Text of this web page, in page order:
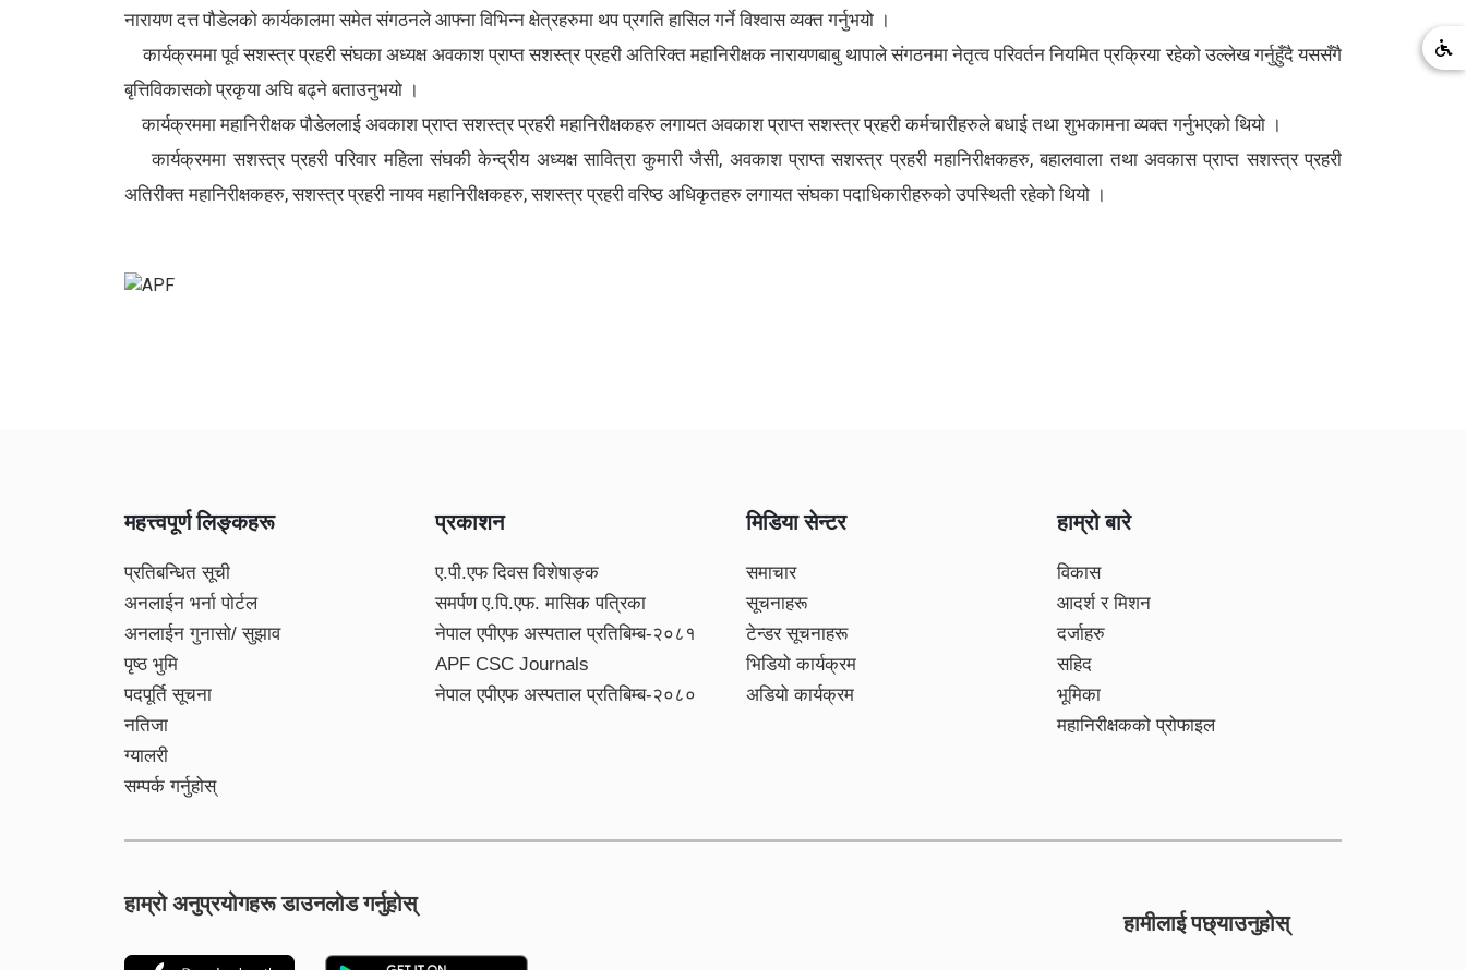
नारायण दत्त पौडेलको कार्यकालमा समेत संगठनले आफ्ना विभिन्न क्षेत्रहरुमा थप प्रगति हासिल गर्ने विश्वास व्यक्त गर्नुभयो ।
कार्यक्रममा पूर्व सशस्त्र प्रहरी संघका अध्यक्ष अवकाश प्राप्त सशस्त्र प्रहरी अतिरिक्त महानिरीक्षक नारायणबाबु थापाले संगठनमा नेतृत्व परिवर्तन नियमित प्रक्रिया रहेको उल्लेख गर्नुहुँदै यससँगै
बृत्तिविकासको प्रकृया अघि बढ्ने बताउनुभयो ।
कार्यक्रममा महानिरीक्षक पौडेललाई अवकाश प्राप्त सशस्त्र प्रहरी महानिरीक्षकहरु लगायत अवकाश प्राप्त सशस्त्र प्रहरी कर्मचारीहरुले बधाई तथा शुभकामना व्यक्त गर्नुभएको थियो ।
कार्यक्रममा सशस्त्र प्रहरी परिवार महिला संघकी केन्द्रीय अध्यक्ष सावित्रा कुमारी जैसी, अवकाश प्राप्त सशस्त्र प्रहरी महानिरीक्षकहरु, बहालवाला तथा अवकास प्राप्त सशस्त्र प्रहरी
अतिरीक्त महानिरीक्षकहरु, सशस्त्र प्रहरी नायव महानिरीक्षकहरु, सशस्त्र प्रहरी वरिष्ठ अधिकृतहरु लगायत संघका पदाधिकारीहरुको उपस्थिती रहेको थियो ।
महत्त्वपूर्ण लिङ्कहरू
प्रतिबन्धित सूची
अनलाईन भर्ना पोर्टल
अनलाईन गुनासो/ सुझाव
पृष्ठ भुमि
पदपूर्ति सूचना
नतिजा
ग्यालरी
सम्पर्क गर्नुहोस्
प्रकाशन
ए.पी.एफ दिवस विशेषाङ्क
समर्पण ए.पि.एफ. मासिक पत्रिका
नेपाल एपीएफ अस्पताल प्रतिबिम्ब-२०८१
APF CSC Journals
नेपाल एपीएफ अस्पताल प्रतिबिम्ब-२०८०
मिडिया सेन्टर
समाचार
सूचनाहरू
टेन्डर सूचनाहरू
भिडियो कार्यक्रम
अडियो कार्यक्रम
हाम्रो बारे
विकास
आदर्श र मिशन
दर्जाहरु
सहिद
भूमिका
महानिरीक्षकको प्रोफाइल
हाम्रो अनुप्रयोगहरू डाउनलोड गर्नुहोस्
हामीलाई पछ्याउनुहोस्